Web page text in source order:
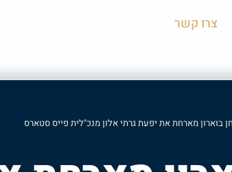
צרו קשר
בוארון מארחת את יפעת גרתי אלון מנכ"לית פייס סטארס